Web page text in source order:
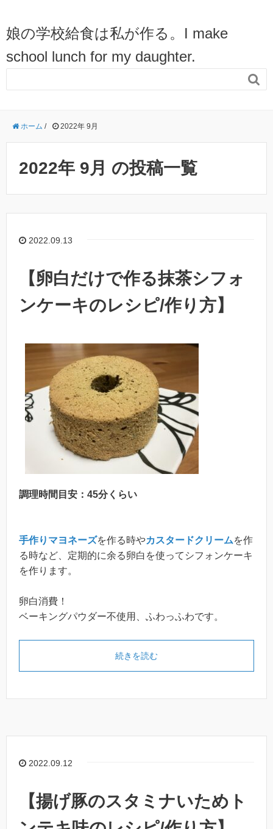
娘の学校給食は私が作る。I make
school lunch for my daughter.

ホーム / 2022年 9月
2022年 9月 の投稿一覧
2022.09.13
【卵白だけで作る抹茶シフォ
ンケーキのレシピ/作り方】
調理時間目安：45分くらい
手作りマヨネーズを作る時やカスタードクリームを作
る時など、定期的に余る卵白を使ってシフォンケーキ
を作ります。
卵白消費！
ベーキングパウダー不使用、ふわっふわです。
続きを読む
2022.09.12
【揚げ豚のスタミナいためト